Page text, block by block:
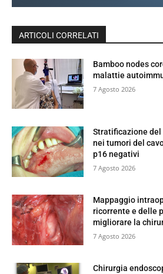
ARTICOLI CORRELATI
Bamboo nodes
malattie
7 Agosto 2026
Stratificazione
nei tumori del
p16 negativi
7 Agosto 2026
Mappaggio
ricorrente e delle
migliorare la
7 Agosto 2026
Chirurgia